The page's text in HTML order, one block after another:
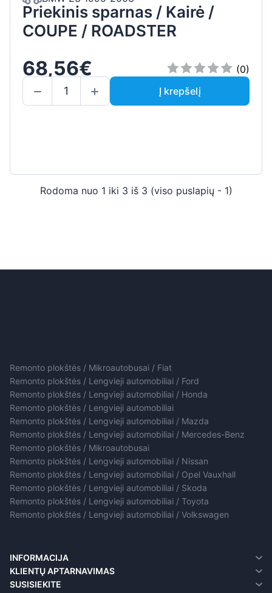
Priekinis sparnas / Kairė /
COUPE / ROADSTER
68,56€
(0)
Į krepšelį
Rodoma nuo 1 iki 3 iš 3 (viso puslapių - 1)
Remonto plokštės / Mikroautobusai / Fiat
Remonto plokštės / Lengvieji automobiliai / Ford
Remonto plokštės / Lengvieji automobiliai / Honda
Remonto plokštės / Lengvieji automobiliai
Remonto plokštės / Lengvieji automobiliai / Mazda
Remonto plokštės / Lengvieji automobiliai / Mercedes-Benz
Remonto plokštės / Mikroautobusai
Remonto plokštės / Lengvieji automobiliai / Nissan
Remonto plokštės / Lengvieji automobiliai / Opel Vauxhall
Remonto plokštės / Lengvieji automobiliai / Skoda
Remonto plokštės / Lengvieji automobiliai / Toyota
Remonto plokštės / Lengvieji automobiliai / Volkswagen
INFORMACIJA
Apie mus
Pristatymo informacija
KLIENTŲ APTARNAVIMAS
Susisiekite
SUSISIEKITE